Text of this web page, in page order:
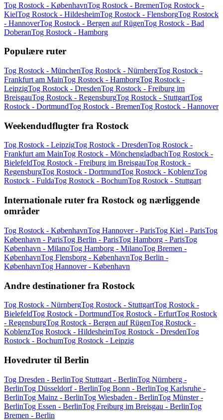
Tog Rostock - KøbenhavnTog Rostock - BremenTog Rostock -
KielTog Rostock - HildesheimTog Rostock - FlensborgTog Rostock
- HannoverTog Rostock - Bergen auf RügenTog Rostock - Bad
DoberanTog Rostock - Hamborg
Populære ruter
Tog Rostock - MünchenTog Rostock - NürnbergTog Rostock -
Frankfurt am MainTog Rostock - HamborgTog Rostock -
LeipzigTog Rostock - DresdenTog Rostock - Freiburg im
BreisgauTog Rostock - RegensburgTog Rostock - StuttgartTog
Rostock - DortmundTog Rostock - BremenTog Rostock - Hannover
Weekendudflugter fra Rostock
Tog Rostock - LeipzigTog Rostock - DresdenTog Rostock -
Frankfurt am MainTog Rostock - MönchengladbachTog Rostock -
BielefeldTog Rostock - Freiburg im BreisgauTog Rostock -
RegensburgTog Rostock - DortmundTog Rostock - KoblenzTog
Rostock - FuldaTog Rostock - BochumTog Rostock - Stuttgart
Internationale ruter fra Rostock og nærliggende
områder
Tog Rostock - KøbenhavnTog Hannover - ParisTog Kiel - ParisTog
København - ParisTog Berlin - ParisTog Hamborg - ParisTog
København - MilanoTog Hamborg - MilanoTog Bremen -
KøbenhavnTog Flensborg - KøbenhavnTog Berlin -
KøbenhavnTog Hannover - København
Andre destinationer fra Rostock
Tog Rostock - NürnbergTog Rostock - StuttgartTog Rostock -
BielefeldTog Rostock - DortmundTog Rostock - ErfurtTog Rostock
- RegensburgTog Rostock - Bergen auf RügenTog Rostock -
KoblenzTog Rostock - HildesheimTog Rostock - DresdenTog
Rostock - BochumTog Rostock - Leipzig
Hovedruter til Berlin
Tog Dresden - BerlinTog Stuttgart - BerlinTog Nürnberg -
BerlinTog Düsseldorf - BerlinTog Bonn - BerlinTog Karlsruhe -
BerlinTog Mainz - BerlinTog Wiesbaden - BerlinTog Münster -
BerlinTog Essen - BerlinTog Freiburg im Breisgau - BerlinTog
Bremen - Berlin